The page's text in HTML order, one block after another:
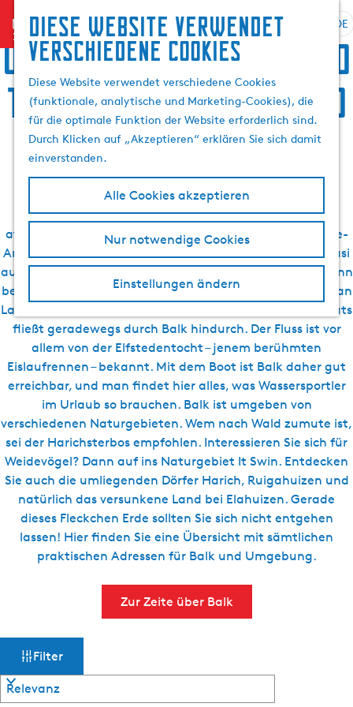
Diese website verwendet
verschiedene cookies
Diese Website verwendet verschiedene Cookies
(funktionale, analytische und Marketing-Cookies), die
für die optimale Funktion der Website erforderlich sind.
Durch Klicken auf „Akzeptieren“ erklären Sie sich damit
einverstanden.
Alle Cookies akzeptieren
Nur notwendige Cookies
Einstellungen ändern
menu
G
e
e
n
S
i
e
r
o
e
p
a
g
e
&
Buchen
n
S
p
r
a
ä
h
l
e
n
A
t
u
l
l
e
S
DE
Übernachten, Speis und
Trank, Sightseeing und
Aktivurlaub in Balk
Balk verfügt über eine gemütliche Einkaufsstraße mit
attraktiven Geschäften und über ein gutes Gastronomie-
Angebot. Im Sommer landet man früher oder später quasi
automatisch auf einer der vielen Außenterrassen und kann
bei einem Imbiss oder einem Getränk das bunte Treiben an
Land und auf dem Wasser beobachten. Denn der Fluss Luts
fließt geradewegs durch Balk hindurch. Der Fluss ist vor
allem von der Elfstedentocht – jenem berühmten
Eislaufrennen – bekannt. Mit dem Boot ist Balk daher gut
erreichbar, und man findet hier alles, was Wassersportler
im Urlaub so brauchen. Balk ist umgeben von
verschiedenen Naturgebieten. Wem nach Wald zumute ist,
sei der Harichsterbos empfohlen. Interessieren Sie sich für
Weidevögel? Dann auf ins Naturgebiet It Swin. Entdecken
Sie auch die umliegenden Dörfer Harich, Ruigahuizen und
natürlich das versunkene Land bei Elahuizen. Gerade
dieses Fleckchen Erde sollten Sie sich nicht entgehen
lassen! Hier finden Sie eine Übersicht mit sämtlichen
praktischen Adressen für Balk und Umgebung.
Zur Zeite über Balk
a
Filter
r